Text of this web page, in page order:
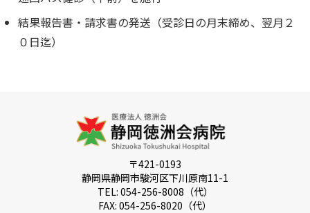
結果報告書・請求書の発送（受診日の月末締め、翌月２
０日迄）
〒421-0193
静岡県静岡市駿河区下川原南11-1
TEL: 054-256-8008（代）
FAX: 054-256-8020（代）